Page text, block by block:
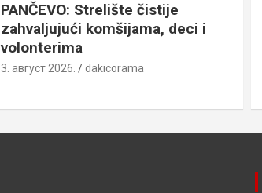
PANČEVO: Strelište čistije
zahvaljujući komšijama, deci i
volonterima
3. август 2026. dakicorama